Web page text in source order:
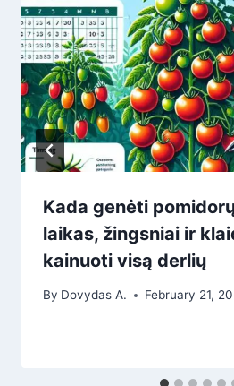
Kada genėti
laikas, žingsniai ir
kainuoti visą derlių
By Dovydas A. February 21,